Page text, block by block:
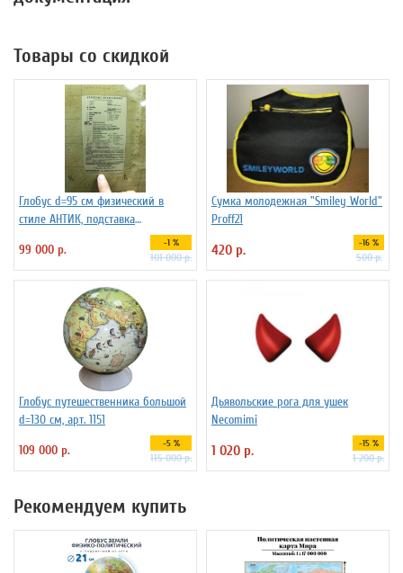
Товары со скидкой
Глобус d=95 см физический в
стиле АНТИК, подставка
99 000 р. -1 %
101 000 р.
Сумка молодежная "Smiley World"
Proff21
420 р. -16 %
500 р.
Глобус путешественника большой
d=130 см, арт. 1151
109 000 р.
-5 %
115 000 р.
Дьявольские рога для ушек
Necomimi
1 020 р. -15 %
1 200 р.
Рекомендуем купить